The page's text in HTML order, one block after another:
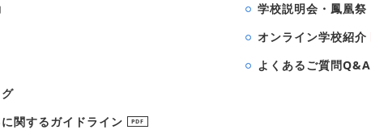
関するガイドライン
PDF
学校説明会・鳳凰祭
オンライン学校紹介
よくあるご質問Q&A